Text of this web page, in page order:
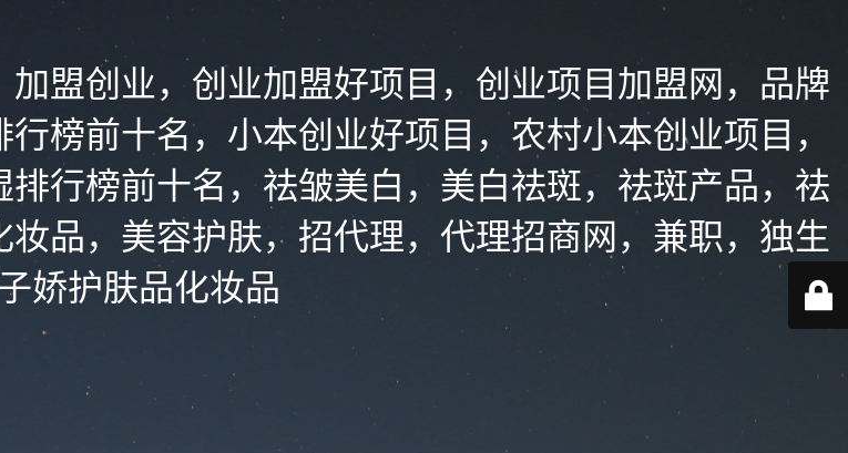
盟创业，创业加盟好项目，创业项目加盟网，品牌
榜前十名，小本创业好项目，农村小本创业项目，
行榜前十名，祛皱美白，美白祛斑，祛斑产品，祛
品，美容护肤，招代理，代理招商网，兼职，独生
娇护肤品化妆品